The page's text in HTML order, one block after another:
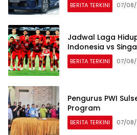
BERITA TERKINI 07/
Jadwal Laga
Indonesia vs
BERITA TERKINI 07/
Pengurus PWI
Program
BERITA TERKINI 07/